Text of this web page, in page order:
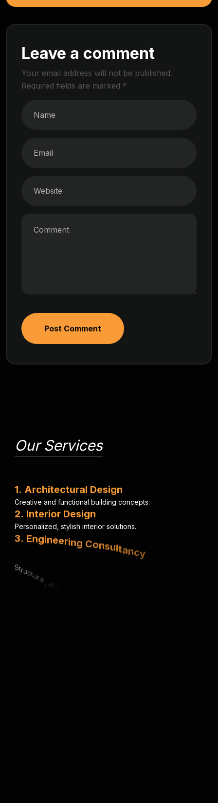
Leave a comment
Your email address will not be published.
Required fields are marked *
Post Comment
Our Services
1. Architectural Design
Creative and functional building concepts.
2. Interior Design
Personalized stylish interior solutions.
3. Engineering C
l & chanical expert
4. Urba n